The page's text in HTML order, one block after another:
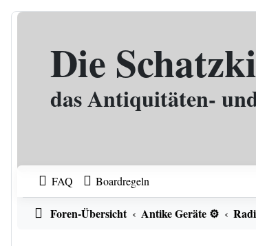
Zum Inhalt
Die
das Antiquitäten-
FAQ Boardregeln
Foren-Übersicht Antike Geräte ⚙️